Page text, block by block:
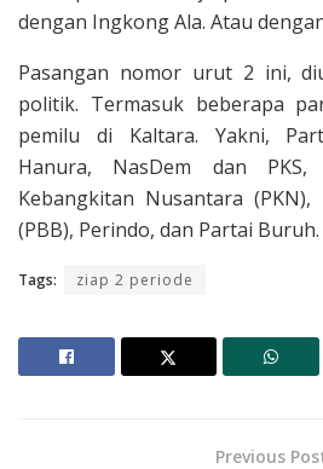
dengan Ingkong Ala. Atau
Pasangan nomor urut 2 ini,
politik. Termasuk beberapa
pemilu di Kaltara. Yakni,
Hanura, NasDem dan
Kebangkitan Nusantara
(PBB), Perindo, dan Partai
Tags: ziap 2 periode
Previous